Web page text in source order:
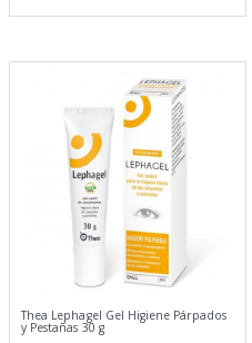
Thea Lephagel Gel Higiene Párpados
y Pestañas 30 g